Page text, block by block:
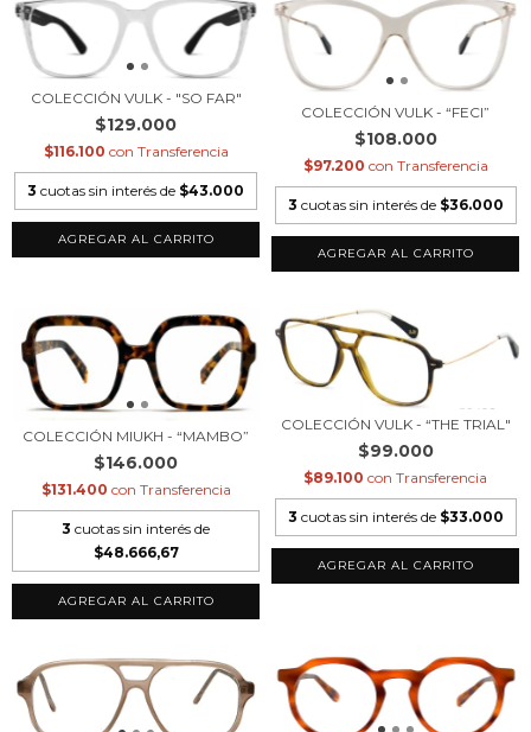
COLECCIÓN VULK - "SO FAR"
$129.000
$116.100 con Transferencia
3 cuotas sin interés de $43.000
COLECCIÓN VULK - “FECI”
$108.000
$97.200 con Transferencia
3 cuotas sin interés de $36.000
COLECCIÓN MIUKH - “MAMBO”
$146.000
$131.400 con Transferencia
3 cuotas sin interés de
$48.666,67
COLECCIÓN VULK - “THE TRIAL"
$99.000
$89.100 con Transferencia
3 cuotas sin interés de $33.000